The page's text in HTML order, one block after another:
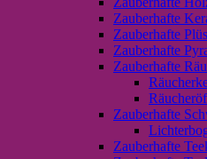
Zauberhafte
Zauberhafte
Zauberhafte
Zauberhafte
Zauberhafte
Zauberhafte